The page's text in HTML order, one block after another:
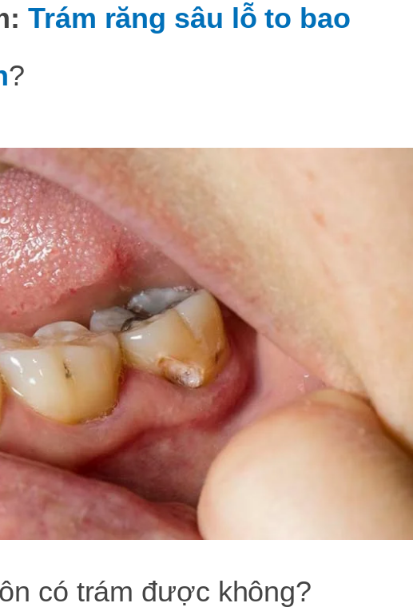
Trám răng sâu lỗ to bao
?
có trám được không?